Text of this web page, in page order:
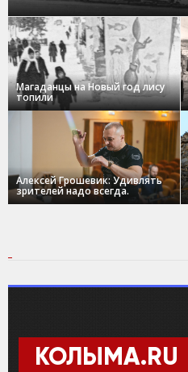
Магаданцы на Новый год лису
топили
Алексей Грошевик: Удивлять
зрителей надо всегда.
КОЛЫМА.RU